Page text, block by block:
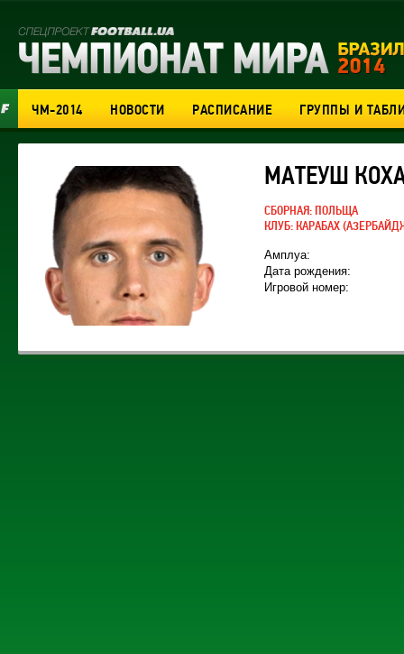
ЧМ-2014 НОВОСТИ РАСПИСАНИЕ ГРУППЫ И
МАТЕУШ
СБОРНАЯ:ПОЛЬЩА
КЛУБ:КАРАБАХ
Амплуа:
Дата рождения:
Игровой номер: